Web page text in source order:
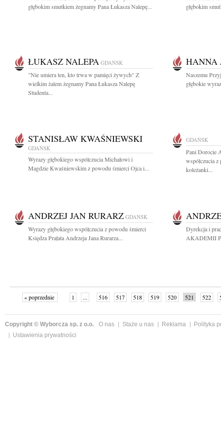
głębokim smutkiem żegnamy Pana Łukasza Nalepę...
głębokim
ŁUKASZ NALEPA GDAŃSK
"Nie umiera ten, kto trwa w pamięci żywych" Z
wielkim żalem żegnamy Pana Łukasza Nalepę
Studenta...
HANNA
Naszemu
głębokie
STANISŁAW KWAŚNIEWSKI
GDAŃSK
Wyrazy głębokiego współczucia Michałowi i
Magdzie Kwaśniewskim z powodu śmierci Ojca i...
GDAŃSK
Pani Dorocie
współczucia
koleżanki...
ANDRZEJ JAN RURARZ GDAŃSK
Wyrazy głębokiego współczucia z powodu śmierci
Księdza Prałata Andrzeja Jana Rurarza...
Dyrekcja i
AKADEMII
« poprzednie 1 ... 516 517 518 519 520 521 522
Copyright © Wyborcza sp. z o.o. O nas Staże u nas Reklama
Polityka
Ustawienia prywatności